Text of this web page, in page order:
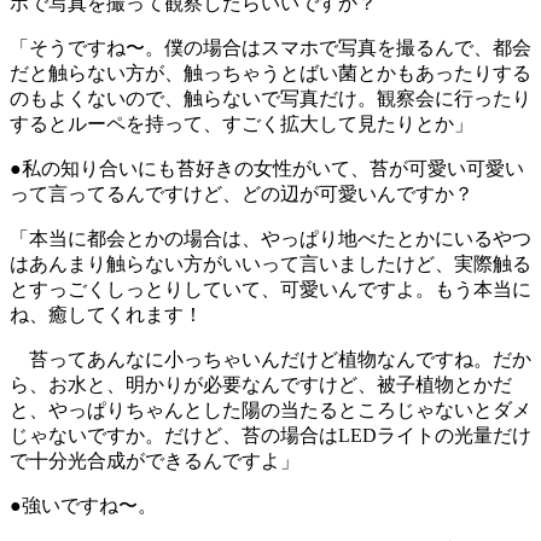
「そうですね〜。僕の場合はスマホで写真を撮るんで、都会
だと触らない方が、触っちゃうとばい菌とかもあったりする
のもよくないので、触らないで写真だけ。観察会に行ったり
するとルーペを持って、すごく拡大して見たりとか」
●私の知り合いにも苔好きの女性がいて、苔が可愛い可愛い
って言ってるんですけど、どの辺が可愛いんですか？
「本当に都会とかの場合は、やっぱり地べたとかにいるやつ
はあんまり触らない方がいいって言いましたけど、実際触る
とすっごくしっとりしていて、可愛いんですよ。もう本当に
ね、癒してくれます！
苔ってあんなに小っちゃいんだけど植物なんですね。だか
ら、お水と、明かりが必要なんですけど、被子植物とかだ
と、やっぱりちゃんとした陽の当たるところじゃないとダメ
じゃないですか。だけど、苔の場合はLEDライトの光量だけ
で十分光合成ができるんですよ」
●強いですね〜。